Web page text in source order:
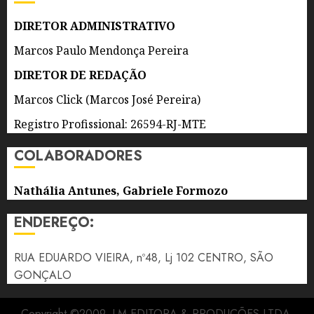
0
DIRETOR ADMINISTRATIVO
Marcos Paulo Mendonça Pereira
DIRETOR DE REDAÇÃO
Marcos Click (Marcos José Pereira)
Registro Profissional: 26594-RJ-MTE
COLABORADORES
Nathália Antunes, Gabriele Formozo
ENDEREÇO:
RUA EDUARDO VIEIRA, nº48, Lj 102 CENTRO, SÃO
GONÇALO